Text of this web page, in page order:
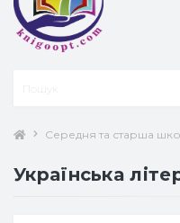
Середня та старша
Українська